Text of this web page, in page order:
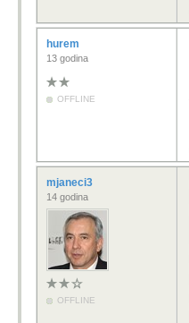
hurem
13 godina
OFFLINE
mjaneci3
14 godina
OFFLINE